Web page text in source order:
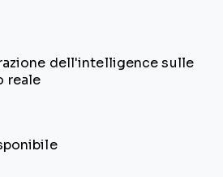
dell'intelligence sulle
reale